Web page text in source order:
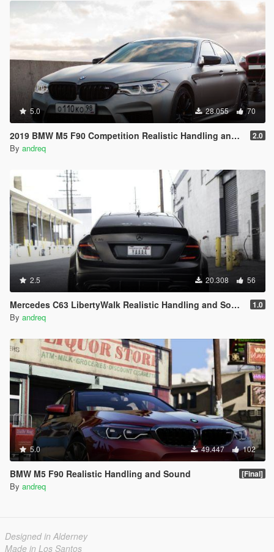
5.0 28.055 70
2019 BMW M5 F90 Competition Realistic Handling and Sound 2.0
By andreq
2.5 20.308 56
Mercedes C63 LibertyWalk Realistic Handling and Sound 1.0
By andreq
5.0 49.447 102
BMW M5 F90 Realistic Handling and Sound [Final]
By andreq
Designed in Alderney
Made in Los Santos